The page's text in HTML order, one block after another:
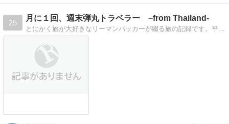
25
月に１回、週末弾丸トラベラー −from Thailand-
とにかく旅が大好きなリーマンパッカーが綴る旅の記録です。平均月１ペースでバンコク脱出。